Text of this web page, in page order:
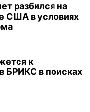
разбился на
США в условиях
к
БРИКС в поисках